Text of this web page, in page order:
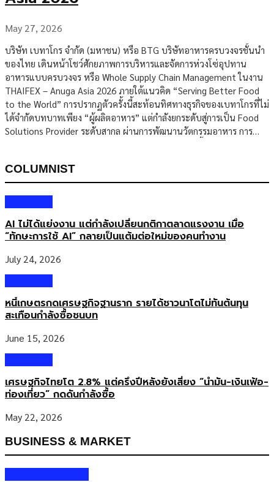
เจาะกลุ่มผู้บริโภคยุคใหม่ที่มองหาขนมทางเลือกเพื่อสุขภาพ […]
May 27, 2026
บริษัท เบทาโกร จำกัด (มหาชน) หรือ BTG บริษัทอาหารครบวงจรชั้นนำ
ของไทย เดินหน้าโชว์ศักยภาพการบริหารและจัดการห่วงโซ่อุปทาน
อาหารแบบครบวงจร หรือ Whole Supply Chain Management ในงาน
THAIFEX – Anuga Asia 2026 ภายใต้แนวคิด “Serving Better Food
to the World” การปรากฏตัวครั้งนี้สะท้อนทิศทางธุรกิจของเบทาโกรที่ไม่
ได้จำกัดบทบาทเพียง “ผู้ผลิตอาหาร” แต่กำลังยกระดับสู่การเป็น Food
Solutions Provider ระดับสากล ผ่านการพัฒนานวัตกรรมอาหาร การ
ตั้งแต่ต้นน้ำถึงปลายน้ำ ครอบคลุมตั้งแต่การพัฒนาผลิตภัณฑ์ การผลิต
การควบคุมคุณภาพ การจัดจำหน่าย ไปจนถึงการสร้างความร่วมมือกับ
พันธมิตรทางธุรกิจในหลายอุตสาหกรรม ขยายพอร์ตนวัตกรรมอาหาร รับ
เทรนด์สุขภาพ-ความสะดวกสบาย ภายในงาน THAIFEX – Anuga Asia
2026 เบทาโกรนำเสนอพอร์ตโฟลิโอผลิตภัณฑ์ใหม่หลากหลายกลุ่ม เพื่อ
รองรับพฤติกรรมผู้บริโภคยุคใหม่ที่ให้ความสำคัญกับสุขภาพ คุณภาพ […]
COLUMNIST
AI ไม่ได้แย่งงาน แต่กำลังเปลี่ยนกติกาตลาดแรงงาน เมื่อ
“ทักษะการใช้ AI” กลายเป็นแต้มต่อใหม่ของคนทำงาน
July 24, 2026
หนี้เกษตรกดเศรษฐกิจฐานราก รายได้ชาวนาโตไม่ทันต้นทุน
สะเทือนกำลังซื้อชนบท
June 15, 2026
เศรษฐกิจไทยโต 2.8% แต่ครึ่งปีหลังยังเสี่ยง “น้ำมัน-เงินเฟ้อ-
ท่องเที่ยว” กดดันกำลังซื้อ
May 22, 2026
BUSINESS & MARKET